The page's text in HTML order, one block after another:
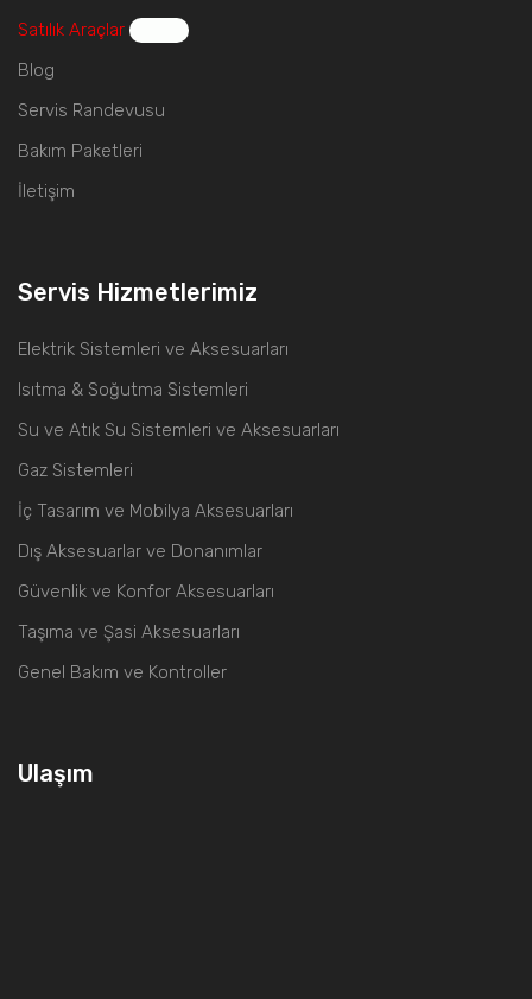
Satılık Araçlar
Blog
Servis Randevusu
Bakım Paketleri
İletişim
Servis Hizmetlerimiz
Elektrik Sistemleri ve Aksesuarları
Isıtma & Soğutma Sistemleri
Su ve Atık Su Sistemleri ve Aksesuarları
Gaz Sistemleri
İç Tasarım ve Mobilya Aksesuarları
Dış Aksesuarlar ve Donanımlar
Güvenlik ve Konfor Aksesuarları
Taşıma ve Şasi Aksesuarları
Genel Bakım ve Kontroller
Ulaşım